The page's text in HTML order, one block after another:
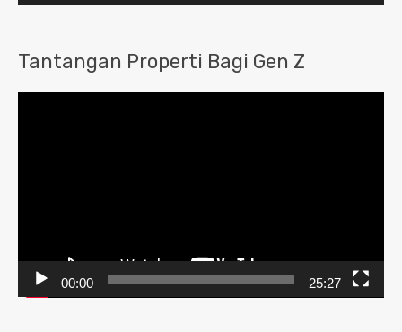
Tantangan Properti Bagi Gen Z
00:00 25:27